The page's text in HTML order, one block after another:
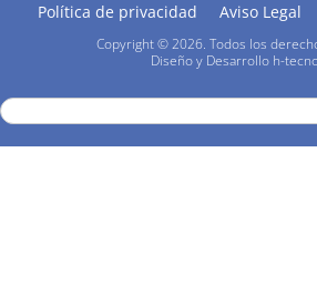
Política de privacidad Aviso Legal
Copyright © 2026. Todos los
Diseño y Desarrollo h-